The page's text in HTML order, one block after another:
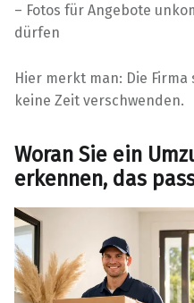
– Fotos für Angebote
dürfen
Hier merkt man: Die
keine Zeit verschwenden.
Woran Sie ein
erkennen, das